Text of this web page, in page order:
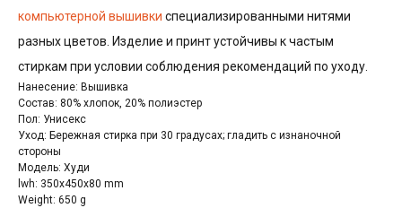
компьютерной вышивки специализированными нитями
разных цветов. Изделие и принт устойчивы к частым
стиркам при условии соблюдения рекомендаций по уходу.
Нанесение: Вышивка
Состав: 80% хлопок, 20% полиэстер
Пол: Унисекс
Уход: Бережная стирка при 30 градусах; гладить с изнаночной
стороны
Модель: Худи
lwh: 350x450x80 mm
Weight: 650 g